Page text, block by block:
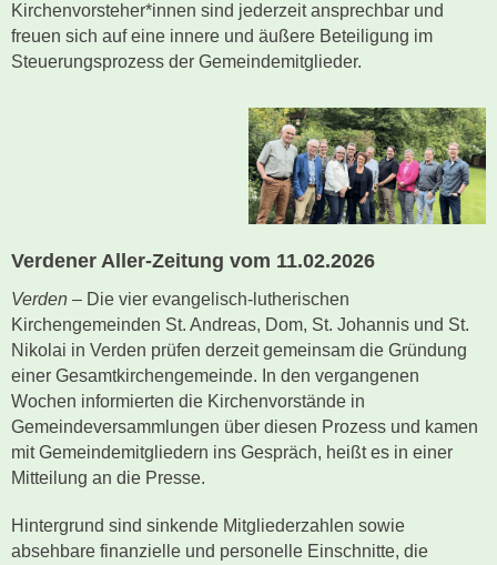
Kirchenvorsteher*innen sind jederzeit ansprechbar und
freuen sich auf eine innere und äußere Beteiligung im
Steuerungsprozess der Gemeindemitglieder.
Verdener Aller-Zeitung vom 11.02.2026
Verden – Die vier evangelisch-lutherischen
Kirchengemeinden St. Andreas, Dom, St. Johannis und St.
Nikolai in Verden prüfen derzeit gemeinsam die Gründung
einer Gesamtkirchengemeinde. In den vergangenen
Wochen informierten die Kirchenvorstände in
Gemeindeversammlungen über diesen Prozess und kamen
mit Gemeindemitgliedern ins Gespräch, heißt es in einer
Mitteilung an die Presse.
Hintergrund sind sinkende Mitgliederzahlen sowie
absehbare finanzielle und personelle Einschnitte, die